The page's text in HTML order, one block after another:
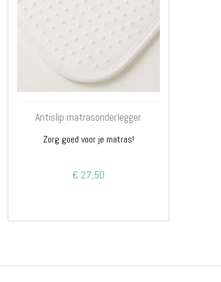
Plaids / ThrowsAntislip matrasonderlegger
Zorg goed voor je matras!
€ 27,50